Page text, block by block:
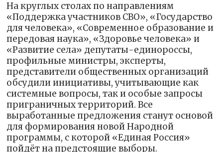
На круглых столах по направлениям
«Поддержка участников СВО», «Государство
для человека», «Современное образование и
передовая наука», «Здоровье человека» и
«Развитие села» депутаты-единороссы,
профильные министры, эксперты,
представители общественных организаций
обсудили инициативы, учитывающие как
системные вопросы, так и особые запросы
приграничных территорий. Все
выработанные предложения станут основой
для формирования новой Народной
программы, с которой «Единая Россия»
пойдёт на предстоящие выборы.